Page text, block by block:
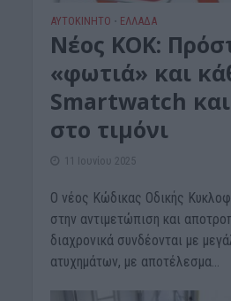
ΑΥΤΟΚΙΝΗΤΟ • ΕΛΛΑΔΑ
Νέος ΚΟΚ:
«φωτιά» και
Smartwatch
στο τιμόνι
11 Ιουνίου 2025
Ο νέος Kώδικας Οδικής
στην αντιμετώπιση και
διαχρονικά συνδέονται με
ατυχημάτων, με αποτέλεσμα...